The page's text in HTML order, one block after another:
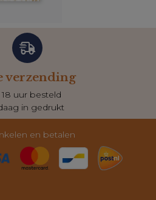
verzending
uur besteld
in gedrukt
en betalen